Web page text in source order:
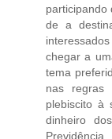
participando
de a
chegar a
tema
nas regras
plebiscito à
dinheiro